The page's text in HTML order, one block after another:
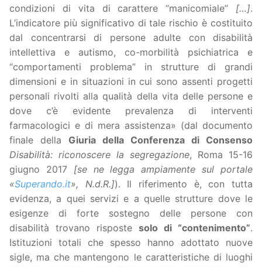
condizioni di vita di carattere “manicomiale” […].
L’indicatore più significativo di tale rischio è costituito
dal concentrarsi di persone adulte con disabilità
intellettiva e autismo, co-morbilità psichiatrica e
“comportamenti problema” in strutture di grandi
dimensioni e in situazioni in cui sono assenti progetti
personali rivolti alla qualità della vita delle persone e
dove c’è evidente prevalenza di interventi
farmacologici e di mera assistenza» (dal documento
finale della Giuria della Conferenza di Consenso
Disabilità: riconoscere la segregazione, Roma 15-16
giugno 2017 [se ne legga ampiamente sul portale
«Superando.it», N.d.R.]). Il riferimento è, con tutta
evidenza, a quei servizi e a quelle strutture dove le
esigenze di forte sostegno delle persone con
disabilità trovano risposte solo di “contenimento”.
Istituzioni totali che spesso hanno adottato nuove
sigle, ma che mantengono le caratteristiche di luoghi